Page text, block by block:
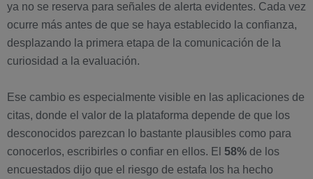
ya no se reserva para señales de alerta evidentes. Cada vez
ocurre más antes de que se haya establecido la confianza,
desplazando la primera etapa de la comunicación de la
curiosidad a la evaluación.
Ese cambio es especialmente visible en las aplicaciones de
citas, donde el valor de la plataforma depende de que los
desconocidos parezcan lo bastante plausibles como para
conocerlos, escribirles o confiar en ellos. El 58% de los
encuestados dijo que el riesgo de estafa los ha hecho